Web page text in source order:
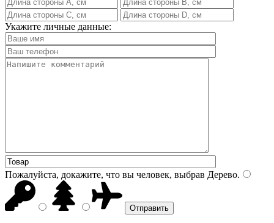
Укажите личные данные:
Пожалуйста, докажите, что вы человек, выбрав Дерево.